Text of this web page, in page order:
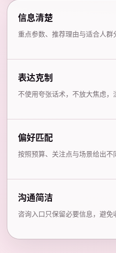
信息清楚
重点参数、推荐理由与适合人群
表达克制
不使用夸张话术，不放大焦虑，
偏好匹配
按照预算、关注点与场景给出不
沟通简洁
咨询入口只保留必要信息，避免